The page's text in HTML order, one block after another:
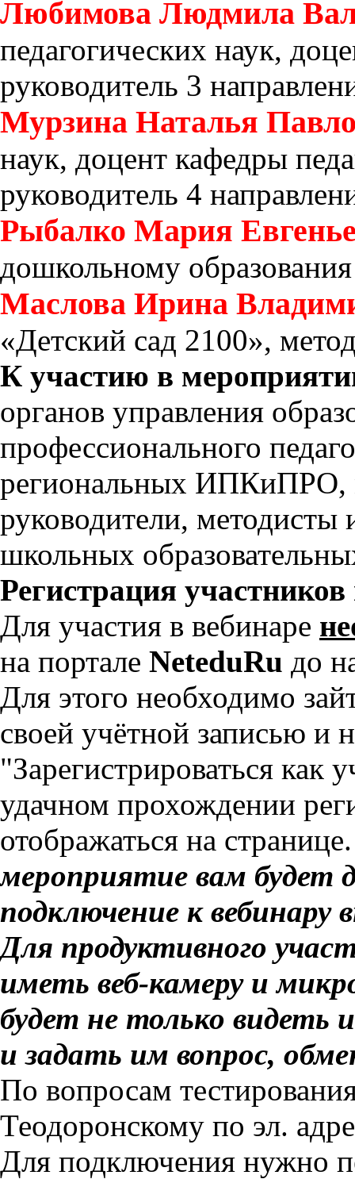
Любимова Людмила
педагогических наук,
руководитель 3
Мурзина Наталья
наук, доцент кафедры
руководитель 4
Рыбалко Мария
дошкольному
Маслова Ирина
«Детский сад 2100»,
К участию в
органов управления
профессионального
региональных ИПКиПРО,
руководители,
школьных
Регистрация
Для участия в вебинаре
на портале NeteduRu до
Для этого необходимо
своей учётной записью и
"Зарегистрироваться как
удачном прохождении
отображаться на
мероприятие вам будет
подключение к
Для продуктивного
иметь веб-камеру и
будет не только видеть
и задать им вопрос,
По вопросам
Теодоронскому по эл.
Для подключения нужно